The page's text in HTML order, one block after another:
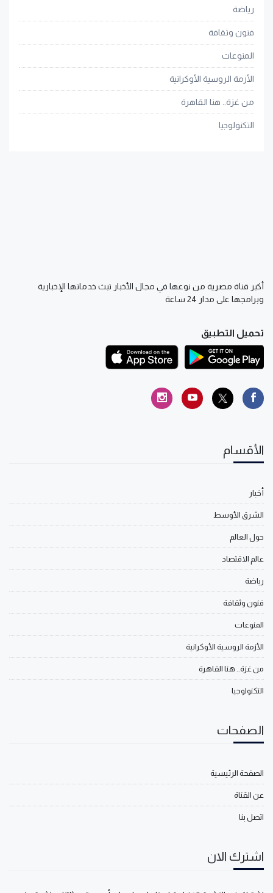
رياضة
فنون وثقافة
المنوعات
الأزمة الروسية الأوكرانية
من غزة.. هنا القاهرة
التكنولوجيا
أكبر قناة مصرية من نوعها في مجال الأخبار تبث خدماتها الإخبارية
وبرامجها على مدار 24 ساعة
تحميل التطبيق
الأقسام
أخبار
الشرق الأوسط
حول العالم
عالم الاقتصاد
رياضة
فنون وثقافة
المنوعات
الأزمة الروسية الأوكرانية
من غزة.. هنا القاهرة
التكنولوجيا
الصفحات
الصفحة الرئيسية
عن القناة
اتصل بنا
اشترك الان